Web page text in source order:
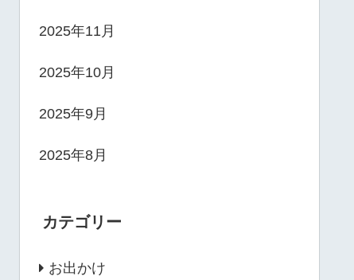
2025年11月
2025年10月
2025年9月
2025年8月
カテゴリー
お出かけ